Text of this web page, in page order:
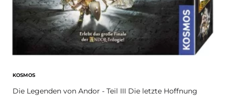
KOSMOS
Die Legenden von Andor - Teil III Die letzte Hoffnung